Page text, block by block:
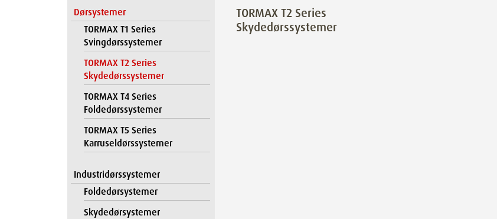
Dørsystemer
TORMAX T1 Series
Svingdørssystemer
TORMAX T2 Series
Skydedørssystemer
TORMAX T4 Series
Foldedørssystemer
TORMAX T5 Series
Karruseldørssystemer
Industridørssystemer
Foldedørsystemer
Skydedørsystemer
TORMAX T2 Series
Skydedørssystemer